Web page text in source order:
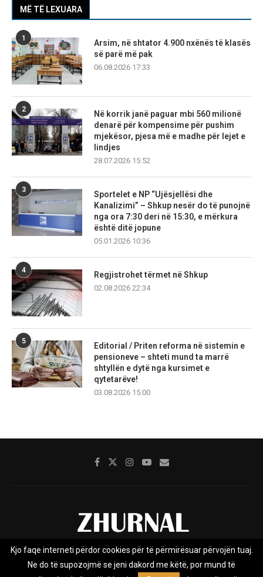
MË TË LEXUARA
1
Arsim, në shtator 4.900 nxënës të klasës
së parë më pak
06.08.2026 17:33
2
Në korrik janë paguar mbi 560 milionë
denarë për kompensime për pushim
mjekësor, pjesa më e madhe për lejet e
lindjes
28.07.2026 15:52
3
Sportelet e NP “Ujësjellësi dhe
Kanalizimi” – Shkup nesër do të punojnë
nga ora 7:30 deri në 15:30, e mërkura
është ditë jopune
05.01.2026 10:36
4
Regjistrohet tërmet në Shkup
02.08.2026 22:34
5
Editorial / Priten reforma në sistemin e
pensioneve – shteti mund ta marrë
shtyllën e dytë nga kursimet e
qytetarëve!
03.08.2026 15:00
Rreth nesh Impresumi Marketing
Privacy Policy
Kjo faqe interneti përdor cookies për të përmirësuar përvojën tuaj.
Ne do të supozojmë se jeni dakord me këtë, por mund të